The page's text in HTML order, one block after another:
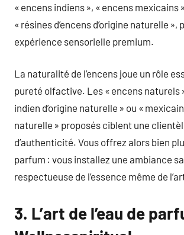
« encens indiens », « encens mexicains
« résines d’encens d’origine naturelle »,
expérience sensorielle premium.
La naturalité de l’encens joue un rôle
pureté olfactive. Les « encens naturels
indien d’origine naturelle » ou « mexicain
naturelle » proposés ciblent une
d’authenticité. Vous offrez alors bien
parfum : vous installez une ambiance
respectueuse de l’essence même de
3. L’art de l’eau de